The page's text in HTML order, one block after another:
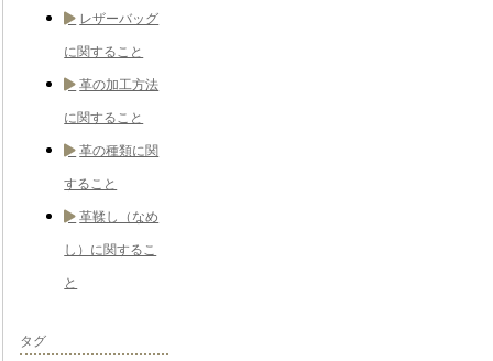
レザーバッグ
に関すること
革の加工方法
に関すること
革の種類に関
すること
革鞣し（なめ
し）に関するこ
と
タグ